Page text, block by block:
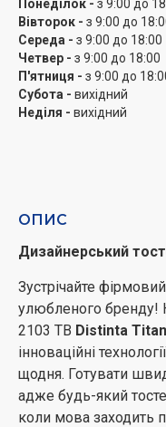
ступенів нагріву
Крім тостів, ви
розморожувати
спеціальній знімній
комплектацію при
бездоганне
виключає пригорання
з'являються в
розсипаються
піддон, звідки
Стильний
цьому) і
стійкість приладу на
Понеділок - з 9:00 до
Вівторок - з 9:00 до
Середа - з 9:00 до 18:00
Четвер - з 9:00 до 18:00
П'ятниця - з 9:00 до
Субота - вихідний
Неділя - вихідний
ОПИС
Дизайнерський
Зустрічайте
улюбленого бренду!
2103 TB Distinta
інноваційні
щодня. Готувати
адже будь-який
коли мова заходить